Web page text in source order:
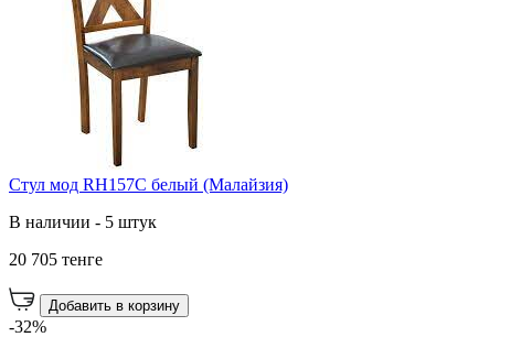
Стул мод RH157C белый (Малайзия)
В наличии - 5 штук
20 705 тенге
Добавить в корзину
-32%